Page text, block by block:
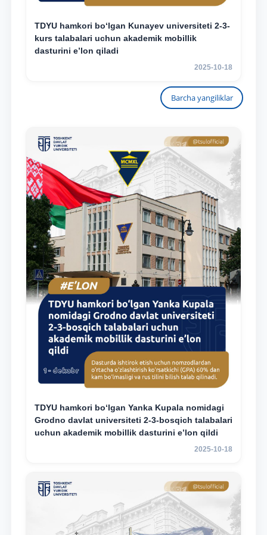
TDYU hamkori bo‘lgan Kunayev universiteti 2-3-
kurs talabalari uchun akademik mobillik
dasturini e’lon qiladi
2025-10-18
Barcha yangiliklar
TDYU hamkori bo‘lgan Yanka Kupala nomidagi
Grodno davlat universiteti 2-3-bosqich talabalari
uchun akademik mobillik dasturini e’lon qildi
2025-10-18